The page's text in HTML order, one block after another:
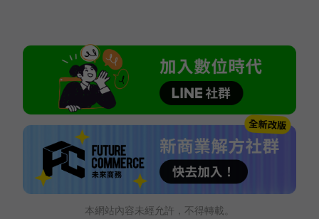
本網站內容未經允許，不得轉載。